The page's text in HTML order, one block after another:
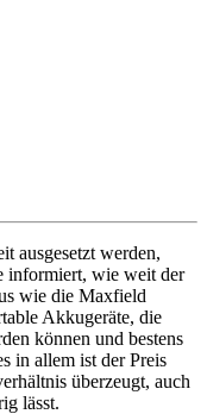
ausgesetzt werden,
informiert, wie weit der
wie die Maxfield
Akkugeräte, die
können und bestens
in allem ist der Preis
überzeugt, auch
lässt.